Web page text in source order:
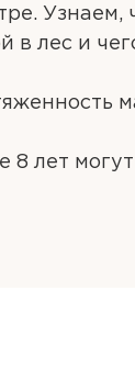
Узнаем,
в лес и
8 лет